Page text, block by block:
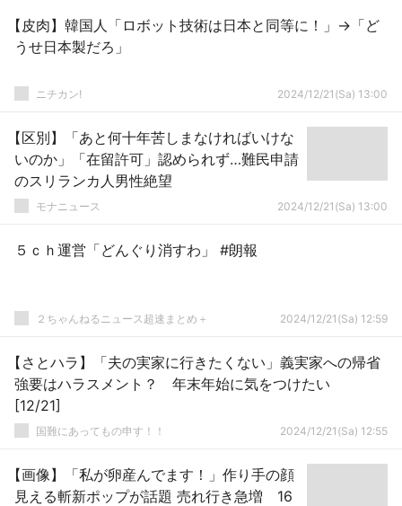
【皮肉】韓国人「ロボット技術は日本と同等に！」→「ど
うせ日本製だろ」
ニチカン! 2024/12/21(Sa) 13:00
【区別】「あと何十年苦しまなければいけな
いのか」「在留許可」認められず…難民申請
のスリランカ人男性絶望
モナニュース 2024/12/21(Sa) 13:00
５ｃｈ運営「どんぐり消すわ」 #朗報
２ちゃんねるニュース超速まとめ＋ 2024/12/21(Sa) 12:59
【さとハラ】「夫の実家に行きたくない」義実家への帰省
強要はハラスメント？ 年末年始に気をつけたい
[12/21]
国難にあってもの申す！！ 2024/12/21(Sa) 12:55
【画像】「私が卵産んでます！」作り手の顔
見える斬新ポップが話題 売れ行き急増 16